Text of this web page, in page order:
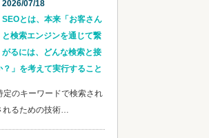
2026/07/18
SEOとは、本来「お客さん
と検索エンジンを通じて繋
がるには、どんな検索と接
」を考えて実行すること
定のキーワードで検索され
れるための技術…